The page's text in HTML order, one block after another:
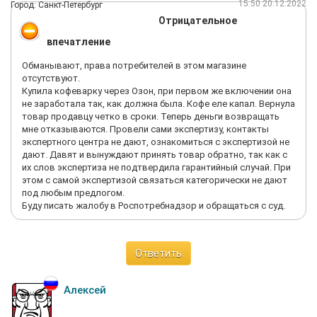
специально стоял и закрывал собой и своей ногой место
повреждения, показывая всю остальную часть, которая
была целая, не давая подойти туда, воспользовавшись
нашей доверчивостью. Значит ТЕХНОПАРК заведомо зная,
главная задача, быстро показать и свалить, а дальше – уже
не их проблемы.
Мы уже больше никогда не станем покупать в магазине
ТЕХНОПАРК товары, а для всех остальных совет – обходите
данный магазин стороной или досконально и дотошно все
проверяйте при приеме, потому что продавец ищет кого из
клиентов можно развести
Город: Санкт-Петербург 15:50 20.12.2022
Отрицательное
впечатление
Обманывают, права потребителей в этом магазине
отсутствуют.
Купила кофеварку через Озон, при первом же включении она
не заработала так, как должна была. Кофе еле капал. Вернула
товар продавцу четко в сроки. Теперь деньги возвращать
мне отказываются. Провели сами экспертизу, контакты
экспертного центра не дают, ознакомиться с экспертизой не
дают. Давят и вынуждают принять товар обратно, так как с
их слов экспертиза не подтвердила гарантийный случай. При
этом с самой экспертизой связаться категорически не дают
под любым предлогом.
Буду писать жалобу в Роспотребнадзор и обращаться с суд.
Ответить
Алексей